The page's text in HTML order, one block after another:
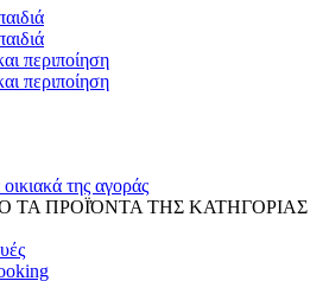
περιποίηση
περιποίηση
της αγοράς
ΤΑ ΠΡΟΪΌΝΤΑ ΤΗΣ ΚΑΤΗΓΟΡΙΑΣ